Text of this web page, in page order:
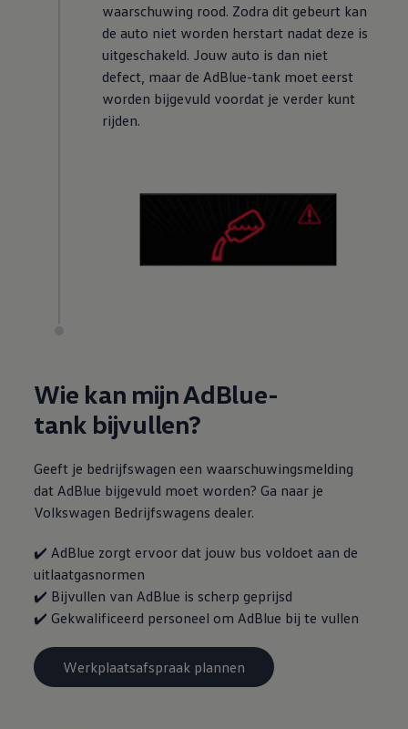
waarschuwing rood. Zodra dit gebeurt kan
de auto niet worden herstart nadat deze is
uitgeschakeld. Jouw auto is dan niet
defect, maar de AdBlue-tank moet eerst
worden bijgevuld voordat je verder kunt
rijden.
Wie kan mijn AdBlue-
tank bijvullen?
Geeft je bedrijfswagen een waarschuwingsmelding
dat AdBlue bijgevuld moet worden? Ga naar je
Volkswagen Bedrijfswagens dealer.
✔️ AdBlue zorgt ervoor dat jouw bus voldoet aan de
uitlaatgasnormen
✔️ Bijvullen van AdBlue is scherp geprijsd
✔️ Gekwalificeerd personeel om AdBlue bij te vullen
Werkplaatsafspraak plannen